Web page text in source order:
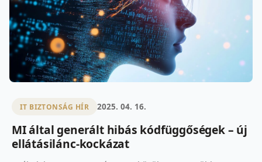
IT BIZTONSÁG HÍR 2025. 04. 16.
MI által generált hibás kódfüggőségek – új
ellátásilánc-kockázat